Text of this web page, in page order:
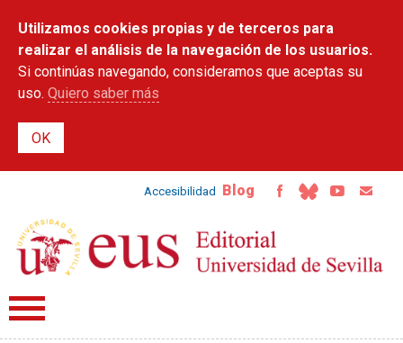
contenido
principal
Utilizamos cookies propias y de terceros para
realizar el análisis de la navegación de los usuarios.
Si continúas navegando, consideramos que aceptas su
uso. Quiero saber más
Accesibilidad Blog